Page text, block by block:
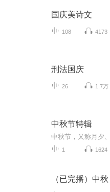
国庆美诗文
108 4173
刑法国庆
26 1.7万
中秋节特辑
1 1624
（已完播）中秋